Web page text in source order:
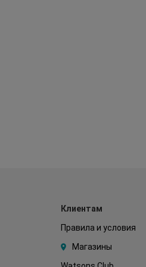
Клиентам
Правила и условия
Магазины